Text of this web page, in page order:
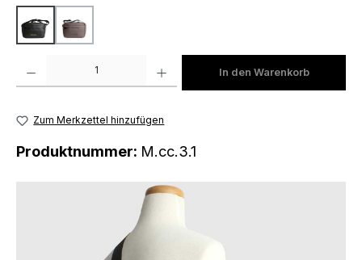
black dark taupe
In den Warenkorb
Zum Merkzettel hinzufügen
Produktnummer: M.cc.3.1